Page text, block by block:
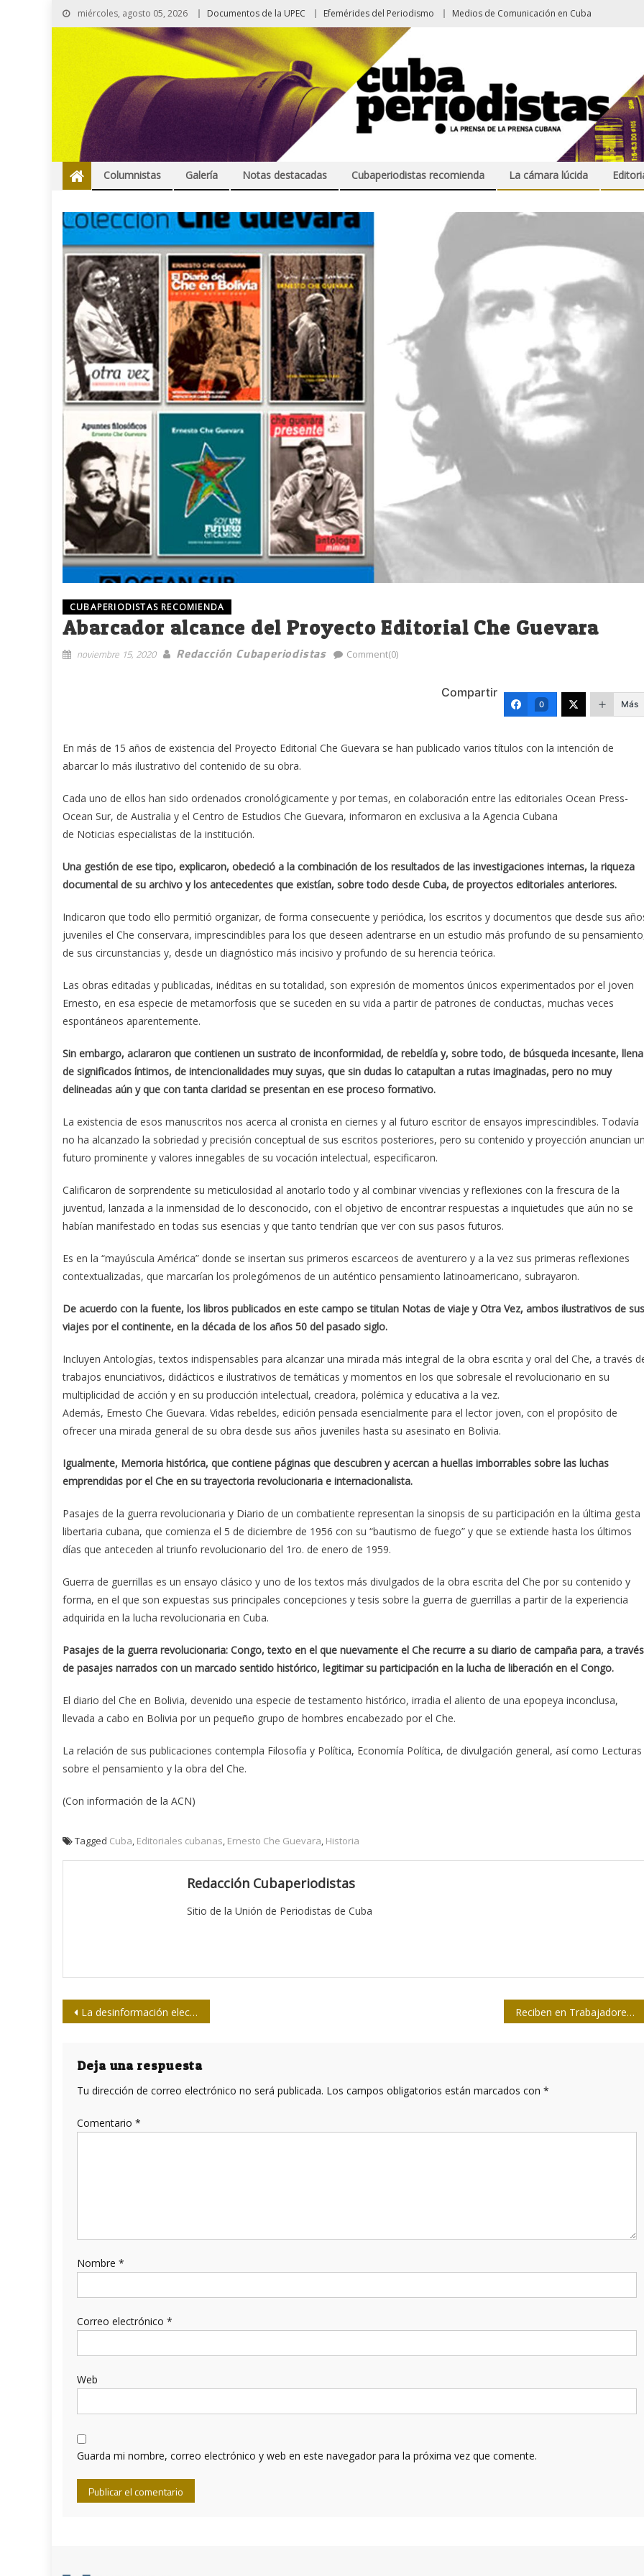
miércoles, agosto 05, 2026 Documentos de la UPEC Efemérides del Periodismo Medios de Comunicación en Cuba
Columnistas Galería Notas destacadas Cubaperiodistas recomienda La cámara lúcida
CUBAPERIODISTAS RECOMIENDA
Abarcador alcance del Proyecto Editorial Che Guevara
noviembre 15, 2020 Redacción Cubaperiodistas Comment(0)
Compartir
0 Más
En más de 15 años de existencia del Proyecto Editorial Che Guevara se han publicado varios títulos con la intención de
abarcar lo más ilustrativo del contenido de su obra.
Cada uno de ellos han sido ordenados cronológicamente y por temas, en colaboración entre las editoriales Ocean Press-
Ocean Sur, de Australia y el Centro de Estudios Che Guevara, informaron en exclusiva a la Agencia Cubana
de Noticias especialistas de la institución.
Una gestión de ese tipo, explicaron, obedeció a la combinación de los resultados de las investigaciones internas, la riqueza
documental de su archivo y los antecedentes que existían, sobre todo desde Cuba, de proyectos editoriales anteriores.
Indicaron que todo ello permitió organizar, de forma consecuente y periódica, los escritos y documentos que desde sus
juveniles el Che conservara, imprescindibles para los que deseen adentrarse en un estudio más profundo de su
de sus circunstancias y, desde un diagnóstico más incisivo y profundo de su herencia teórica.
Las obras editadas y publicadas, inéditas en su totalidad, son expresión de momentos únicos experimentados por el joven
Ernesto, en esa especie de metamorfosis que se suceden en su vida a partir de patrones de conductas, muchas veces
espontáneos aparentemente.
Sin embargo, aclararon que contienen un sustrato de inconformidad, de rebeldía y, sobre todo, de búsqueda incesante, llena
de significados íntimos, de intencionalidades muy suyas, que sin dudas lo catapultan a rutas imaginadas, pero no muy
delineadas aún y que con tanta claridad se presentan en ese proceso formativo.
La existencia de esos manuscritos nos acerca al cronista en ciernes y al futuro escritor de ensayos imprescindibles. Todavía
no ha alcanzado la sobriedad y precisión conceptual de sus escritos posteriores, pero su contenido y proyección anuncian
futuro prominente y valores innegables de su vocación intelectual, especificaron.
Calificaron de sorprendente su meticulosidad al anotarlo todo y al combinar vivencias y reflexiones con la frescura de la
juventud, lanzada a la inmensidad de lo desconocido, con el objetivo de encontrar respuestas a inquietudes que aún no se
habían manifestado en todas sus esencias y que tanto tendrían que ver con sus pasos futuros.
Es en la “mayúscula América” donde se insertan sus primeros escarceos de aventurero y a la vez sus primeras reflexiones
contextualizadas, que marcarían los prolegómenos de un auténtico pensamiento latinoamericano, subrayaron.
De acuerdo con la fuente, los libros publicados en este campo se titulan Notas de viaje y Otra Vez, ambos ilustrativos de sus
viajes por el continente, en la década de los años 50 del pasado siglo.
Incluyen Antologías, textos indispensables para alcanzar una mirada más integral de la obra escrita y oral del Che, a través
trabajos enunciativos, didácticos e ilustrativos de temáticas y momentos en los que sobresale el revolucionario en su
multiplicidad de acción y en su producción intelectual, creadora, polémica y educativa a la vez.
Además, Ernesto Che Guevara. Vidas rebeldes, edición pensada esencialmente para el lector joven, con el propósito de
ofrecer una mirada general de su obra desde sus años juveniles hasta su asesinato en Bolivia.
Igualmente, Memoria histórica, que contiene páginas que descubren y acercan a huellas imborrables sobre las luchas
emprendidas por el Che en su trayectoria revolucionaria e internacionalista.
Pasajes de la guerra revolucionaria y Diario de un combatiente representan la sinopsis de su participación en la última gesta
libertaria cubana, que comienza el 5 de diciembre de 1956 con su “bautismo de fuego” y que se extiende hasta los últimos
días que anteceden al triunfo revolucionario del 1ro. de enero de 1959.
Guerra de guerrillas es un ensayo clásico y uno de los textos más divulgados de la obra escrita del Che por su contenido y
forma, en el que son expuestas sus principales concepciones y tesis sobre la guerra de guerrillas a partir de la experiencia
adquirida en la lucha revolucionaria en Cuba.
Pasajes de la guerra revolucionaria: Congo, texto en el que nuevamente el Che recurre a su diario de campaña para, a través
de pasajes narrados con un marcado sentido histórico, legitimar su participación en la lucha de liberación en el Congo.
El diario del Che en Bolivia, devenido una especie de testamento histórico, irradia el aliento de una epopeya inconclusa,
llevada a cabo en Bolivia por un pequeño grupo de hombres encabezado por el Che.
La relación de sus publicaciones contempla Filosofía y Política, Economía Política, de divulgación general, así como Lecturas
sobre el pensamiento y la obra del Che.
(Con información de la ACN)
Tagged Cuba, Editoriales cubanas, Ernesto Che Guevara, Historia
Redacción Cubaperiodistas
Sitio de la Unión de Periodistas de Cuba
Navegación
entradas
La desinformación electoral en Estados Unidos: otro epitafio para la verdad Reciben en Trabajadores la Bandera de la Proeza Laboral
Deja una respuesta
Tu dirección de correo electrónico no será publicada. Los campos obligatorios están marcados con *
Comentario *
Nombre *
Correo electrónico *
Web
Guarda mi nombre, correo electrónico y web en este navegador para la próxima vez que comente.